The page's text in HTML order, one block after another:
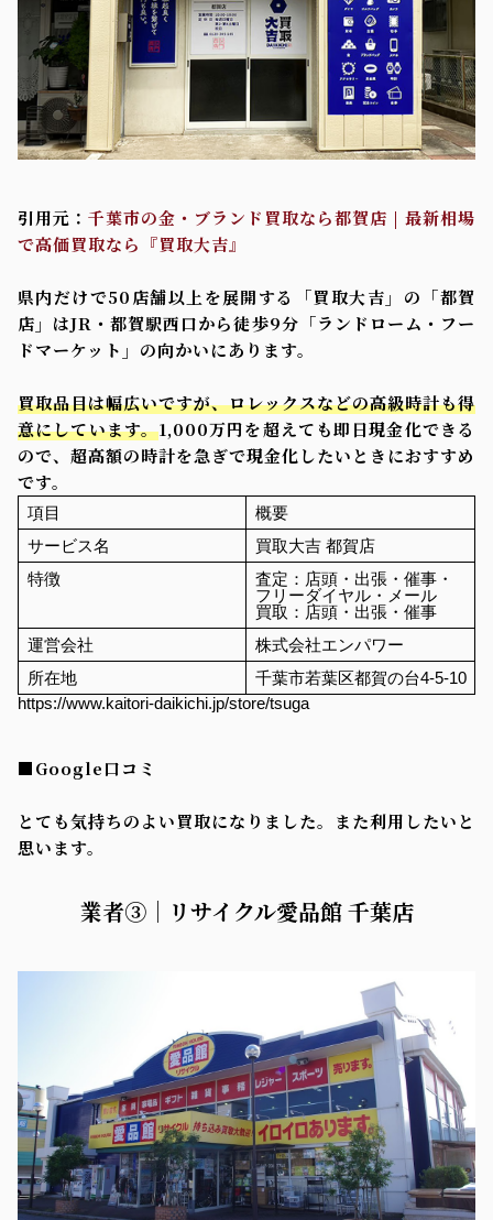
引用元： 千葉市の金・ブランド買取なら都賀店 | 最新相場
で高価買取なら『買取大吉』
県内だけで50店舗以上を展開する「買取大吉」の「都賀
店」はJR・都賀駅西口から徒歩9分「ランドローム・フー
ドマーケット」の向かいにあります。
買取品目は幅広いですが、ロレックスなどの高級時計も得
意にしています。1,000万円を超えても即日現金化できる
ので、超高額の時計を急ぎで現金化したいときにおすすめ
です。
項目
概要
サービス名
買取大吉 都賀店
特徴
査定：店頭・出張・催事・
フリーダイヤル・メール
買取：店頭・出張・催事
運営会社
株式会社エンパワー
所在地
千葉市若葉区都賀の台4-5-10
https://www.kaitori-daikichi.jp/store/tsuga
■Google口コミ
とても気持ちのよい買取になりました。また利用したいと
思います。
業者③｜リサイクル愛品館 千葉店